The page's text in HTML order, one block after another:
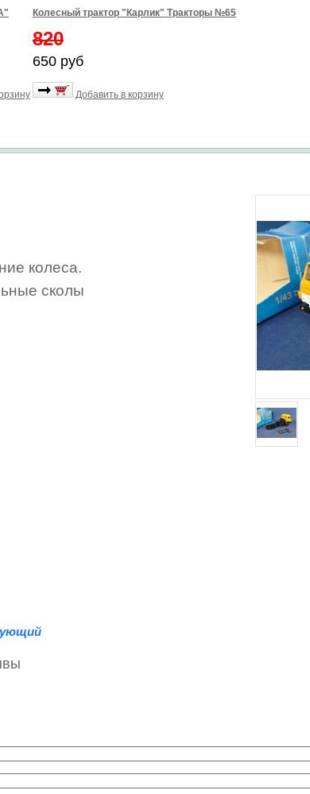
Колесный трактор "Карлик" Тракторы №65
820
650 руб
Добавить в корзину
колеса.
сколы